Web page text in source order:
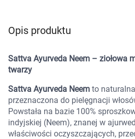
Marki
Opis produktu
Sattva Ayurveda Neem – ziołowa
twarzy
Sattva Ayurveda Neem to
przeznaczona do pielęgnacji
Powstała na bazie 100%
indyjskiej (Neem), znanej w
właściwości oczyszczających,